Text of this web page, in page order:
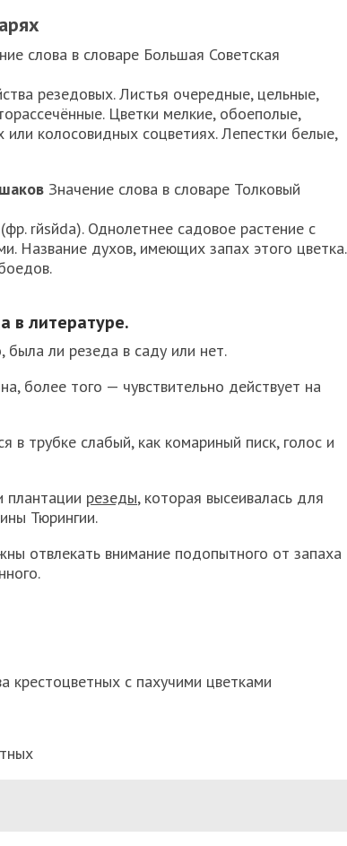
слова в словаре Большая Советская
резедовых. Листья очередные, цельные,
Цветки мелкие, обоеполые,
колосовидных соцветиях. Лепестки белые,
Значение слова в словаре Толковый
rйsйda). Однолетнее садовое растение с
Название духов, имеющих запах этого цветка.
в литературе.
была ли резеда в саду или нет.
более того — чувствительно действует на
в трубке слабый, как комариный писк, голос и
резеды, которая высеивалась для
Тюрингии.
отвлекать внимание подопытного от запаха
крестоцветных с пахучими цветками